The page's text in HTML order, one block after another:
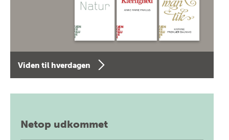
Viden til hverdagen
Netop udkommet